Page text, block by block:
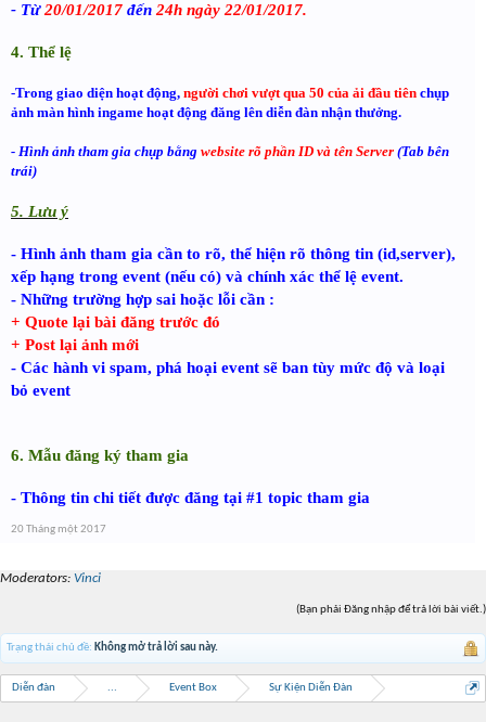
- Từ20/01/2017 đến 24h ngày 22/01/2017.
4. Thể lệ
-Trong giao diện hoạt động, người chơi vượt qua 50 của ải đầu tiên chụp
ảnh màn hình ingame hoạt động đăng lên diễn đàn nhận thưởng.
- Hình ảnh tham gia chụp bằng website rõ phần ID và tên Server (Tab bên
trái)
5. Lưu ý
- Hình ảnh tham gia cần to rõ, thể hiện rõ thông tin (id,server),
xếp hạng trong event (nếu có) và chính xác thể lệ event.
- Những trường hợp sai hoặc lỗi cần :
+ Quote lại bài đăng trước đó
+ Post lại ảnh mới
- Các hành vi spam, phá hoại event sẽ ban tùy mức độ và loại
bỏ event
6. Mẫu đăng ký tham gia
- Thông tin chi tiết được đăng tại #1 topic tham gia
20 Tháng một 2017
Moderators: Vinci
(Bạn phải Đăng nhập để trả lời bài viết.)
Trạng thái chủ đề: Không mở trả lời sau này.
Diễn đàn ... Event Box Sự Kiện Diễn Đàn